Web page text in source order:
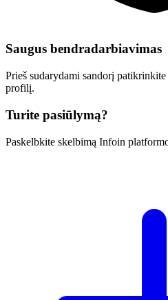
Saugus bendradarbiavimas
Prieš sudarydami sandorį
profilį.
Turite pasiūlymą?
Paskelbkite skelbimą Infoin